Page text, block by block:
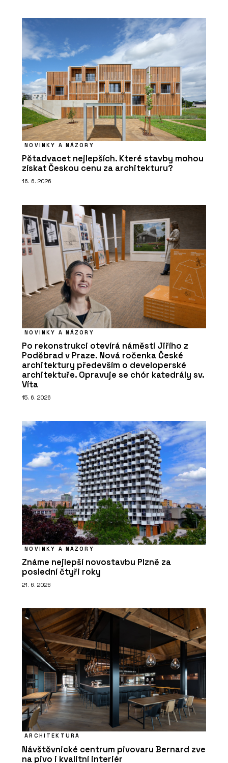
NOVINKY A NÁZORY
Pětadvacet nejlepších. Které stavby mohou
získat Českou cenu za architekturu?
16. 6. 2026
NOVINKY A NÁZORY
Po rekonstrukci otevírá náměstí Jiřího z
Poděbrad v Praze. Nová ročenka České
architektury především o developerské
architektuře. Opravuje se chór katedrály sv.
Víta
15. 6. 2026
NOVINKY A NÁZORY
Známe nejlepší novostavbu Plzně za
poslední čtyři roky
21. 6. 2026
ARCHITEKTURA
Návštěvnické centrum pivovaru Bernard zve
na pivo i kvalitní interiér